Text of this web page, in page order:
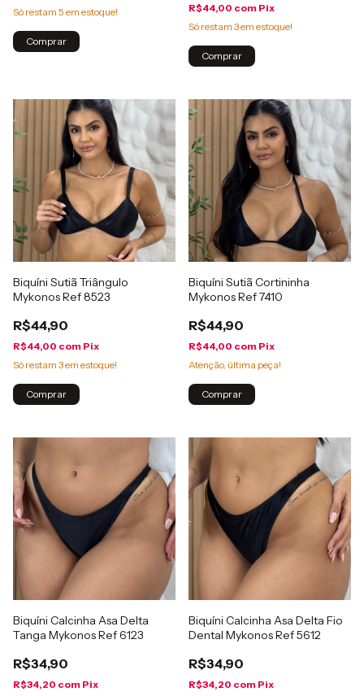
Só restam 5 em estoque!
Comprar
R$44,00 com Pix
Só restam 3em estoque!
Comprar
Biquíni Sutiã Triângulo
Mykonos Ref 8523
R$44,90
R$44,00 com Pix
Só restam 3em estoque!
Comprar
Biquíni Sutiã Cortininha
Mykonos Ref 7410
R$44,90
R$44,00 com Pix
Atenção, última peça!
Comprar
Biquíni Calcinha Asa Delta
Tanga Mykonos Ref 6123
R$34,90
R$34,20 com Pix
Biquíni Calcinha Asa Delta Fio
Dental Mykonos Ref 5612
R$34,90
R$34,20 com Pix